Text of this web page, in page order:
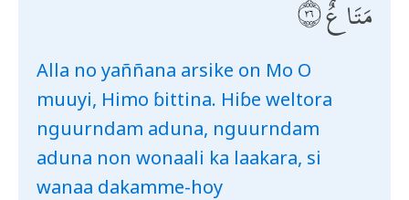
مَتَاعٌ
Alla no yaññana arsike on Mo O
muuyi, Himo ɓittina. Hiɓe weltora
nguurndam aduna, nguurndam
aduna non wonaali ka laakara, si
wanaa dakamme-hoy